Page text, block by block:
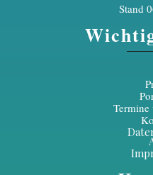
Stand
Termine